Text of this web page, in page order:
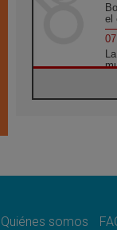
el
Quiénes somos